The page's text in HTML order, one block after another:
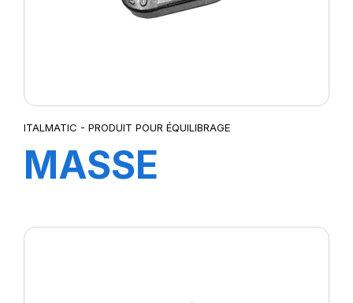
ITALMATIC - PRODUIT POUR ÉQUILIBRAGE
MASSE